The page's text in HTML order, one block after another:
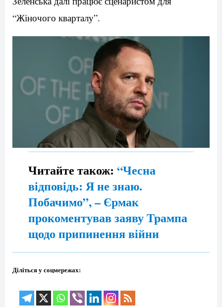
“Жіночого кварталу”.
Читайте також: “Чесна
відповідь: Я не знаю.
Побачимо”, – Єрмак
прокоментував заяву Трампа
щодо припинення війни
Діліться у соцмережах: